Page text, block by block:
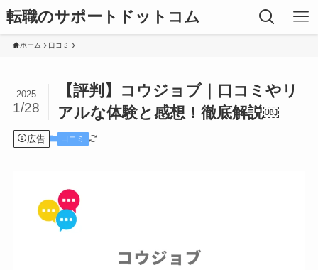
転職のサポートドットコム
ホーム 口コミ
【評判】コウジョブ｜口コミやリ
アルな体験と感想！徹底解説￼
2025
1/28
広告 口コミ